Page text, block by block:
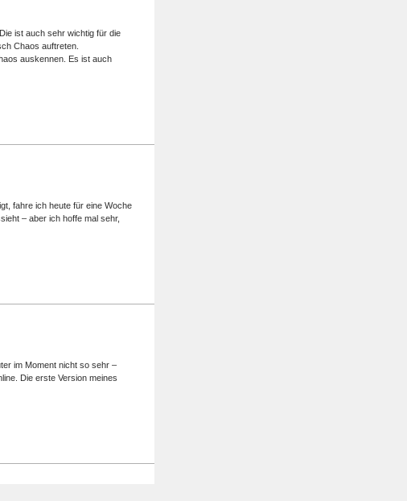
ist auch sehr wichtig für die
Chaos auftreten.
auskennen. Es ist auch
fahre ich heute für eine Woche
– aber ich hoffe mal sehr,
im Moment nicht so sehr –
Die erste Version meines